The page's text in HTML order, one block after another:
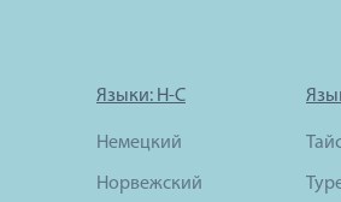
Языки: Н-С
Немецкий
Норвежский